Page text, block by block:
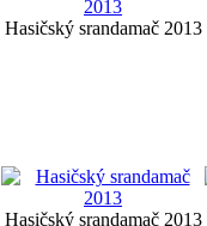
Hasičský srandamač 2013
Hasičský srandamač 2013